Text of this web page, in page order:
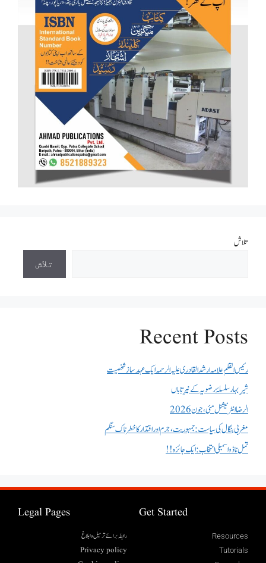
تلاش
تلاش
Recent Posts
رئیس القلم علامہ ارشد القادری علیہ الرحمہ ایک عہد ساز شخصیت
شیرِ بہار سلسلۂ رضویہ کے نیرِ تاباں
الرضا انٹر نیشنل مئی، جون 2026
مغربی بنگال کی سیاست:جمہوریت، جرم اور اقتدار کا خطرناک سنگم
تمل ناڈو اسمبلی انتخاب : ایک جائزہ !!
Get Started
Resources
Tutorials
Legal Pages
رابطہ برائے ترسیل وابلاغ
Privacy policy